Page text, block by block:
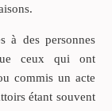
à des personnes
ceux qui ont
commis un acte
étant souvent